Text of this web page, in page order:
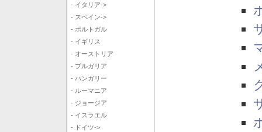
- イタリア->
- スペイン->
- ポルトガル
- イギリス
- オーストリア
- ブルガリア
- ハンガリー
- ルーマニア
- ジョージア
- イスラエル
- ドイツ->